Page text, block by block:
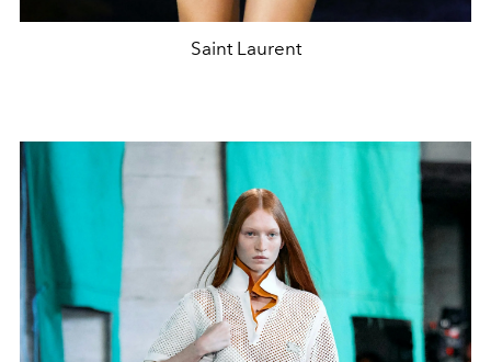
Saint Laurent